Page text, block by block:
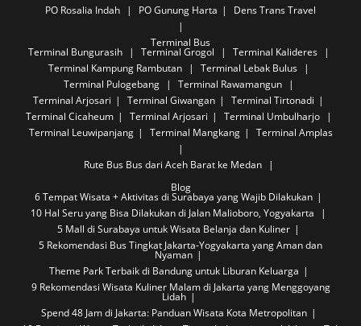
PO Rosalia Indah
PO Gunung Harta Dens Trans Travel
Terminal Bus
Terminal Bungurasih Terminal Grogol
Terminal Kalideres
Terminal Kampung Rambutan
Terminal Lebak Bulus
Terminal Pulogebang
Terminal Rawamangun
Terminal Arjosari
Terminal Giwangan
Terminal Tirtonadi
Terminal Cicaheum
Terminal Arjosari
Terminal Umbulharjo
Terminal Leuwipanjang
Terminal Mangkang Terminal Amplas
Rute Bus Bus dari Aceh Barat ke Medan
Blog
6 Tempat Wisata + Aktivitas di Surabaya yang Wajib Dilakukan
10 Hal Seru yang Bisa Dilakukan di Jalan Malioboro, Yogyakarta
5 Mall di Surabaya untuk Wisata Belanja dan Kuliner
5 Rekomendasi Bus Tingkat Jakarta-Yogyakarta yang Aman dan
Nyaman
Theme Park Terbaik di Bandung untuk Liburan Keluarga
9 Rekomendasi Wisata Kuliner Malam di Jakarta yang Menggoyang
Lidah
Spend 48 Jam di Jakarta: Panduan Wisata Kota Metropolitan